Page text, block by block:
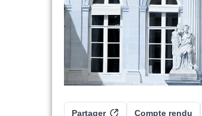
Compte rendu
Partager